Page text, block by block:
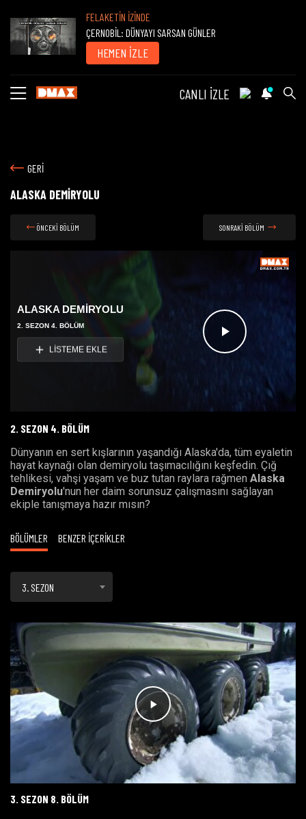
FELAKETİN İZİNDE
ÇERNOBİL: DÜNYAYI SARSAN GÜNLER
HEMEN İZLE
CANLI İZLE
GERİ
ALASKA DEMİRYOLU
ÖNCEKİ BÖLÜM SONRAKİ BÖLÜM
Videoyu
Oynat
ALASKA DEMİRYOLU
2. SEZON 4. BÖLÜM
LİSTEME EKLE
2. SEZON 4. BÖLÜM
Dünyanın en sert kışlarının yaşandığı Alaska'da, tüm eyaletin
hayat kaynağı olan demiryolu taşımacılığını keşfedin. Çığ
tehlikesi, vahşi yaşam ve buz tutan raylara rağmen Alaska
Demiryolu'nun her daim sorunsuz çalışmasını sağlayan
ekiple tanışmaya hazır mısın?
BÖLÜMLER BENZER İÇERİKLER
3. SEZON
3. SEZON 8. BÖLÜM